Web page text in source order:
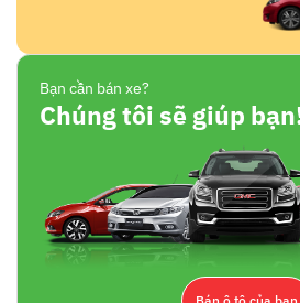
Bạn cần bán xe?
Chúng tôi sẽ giúp